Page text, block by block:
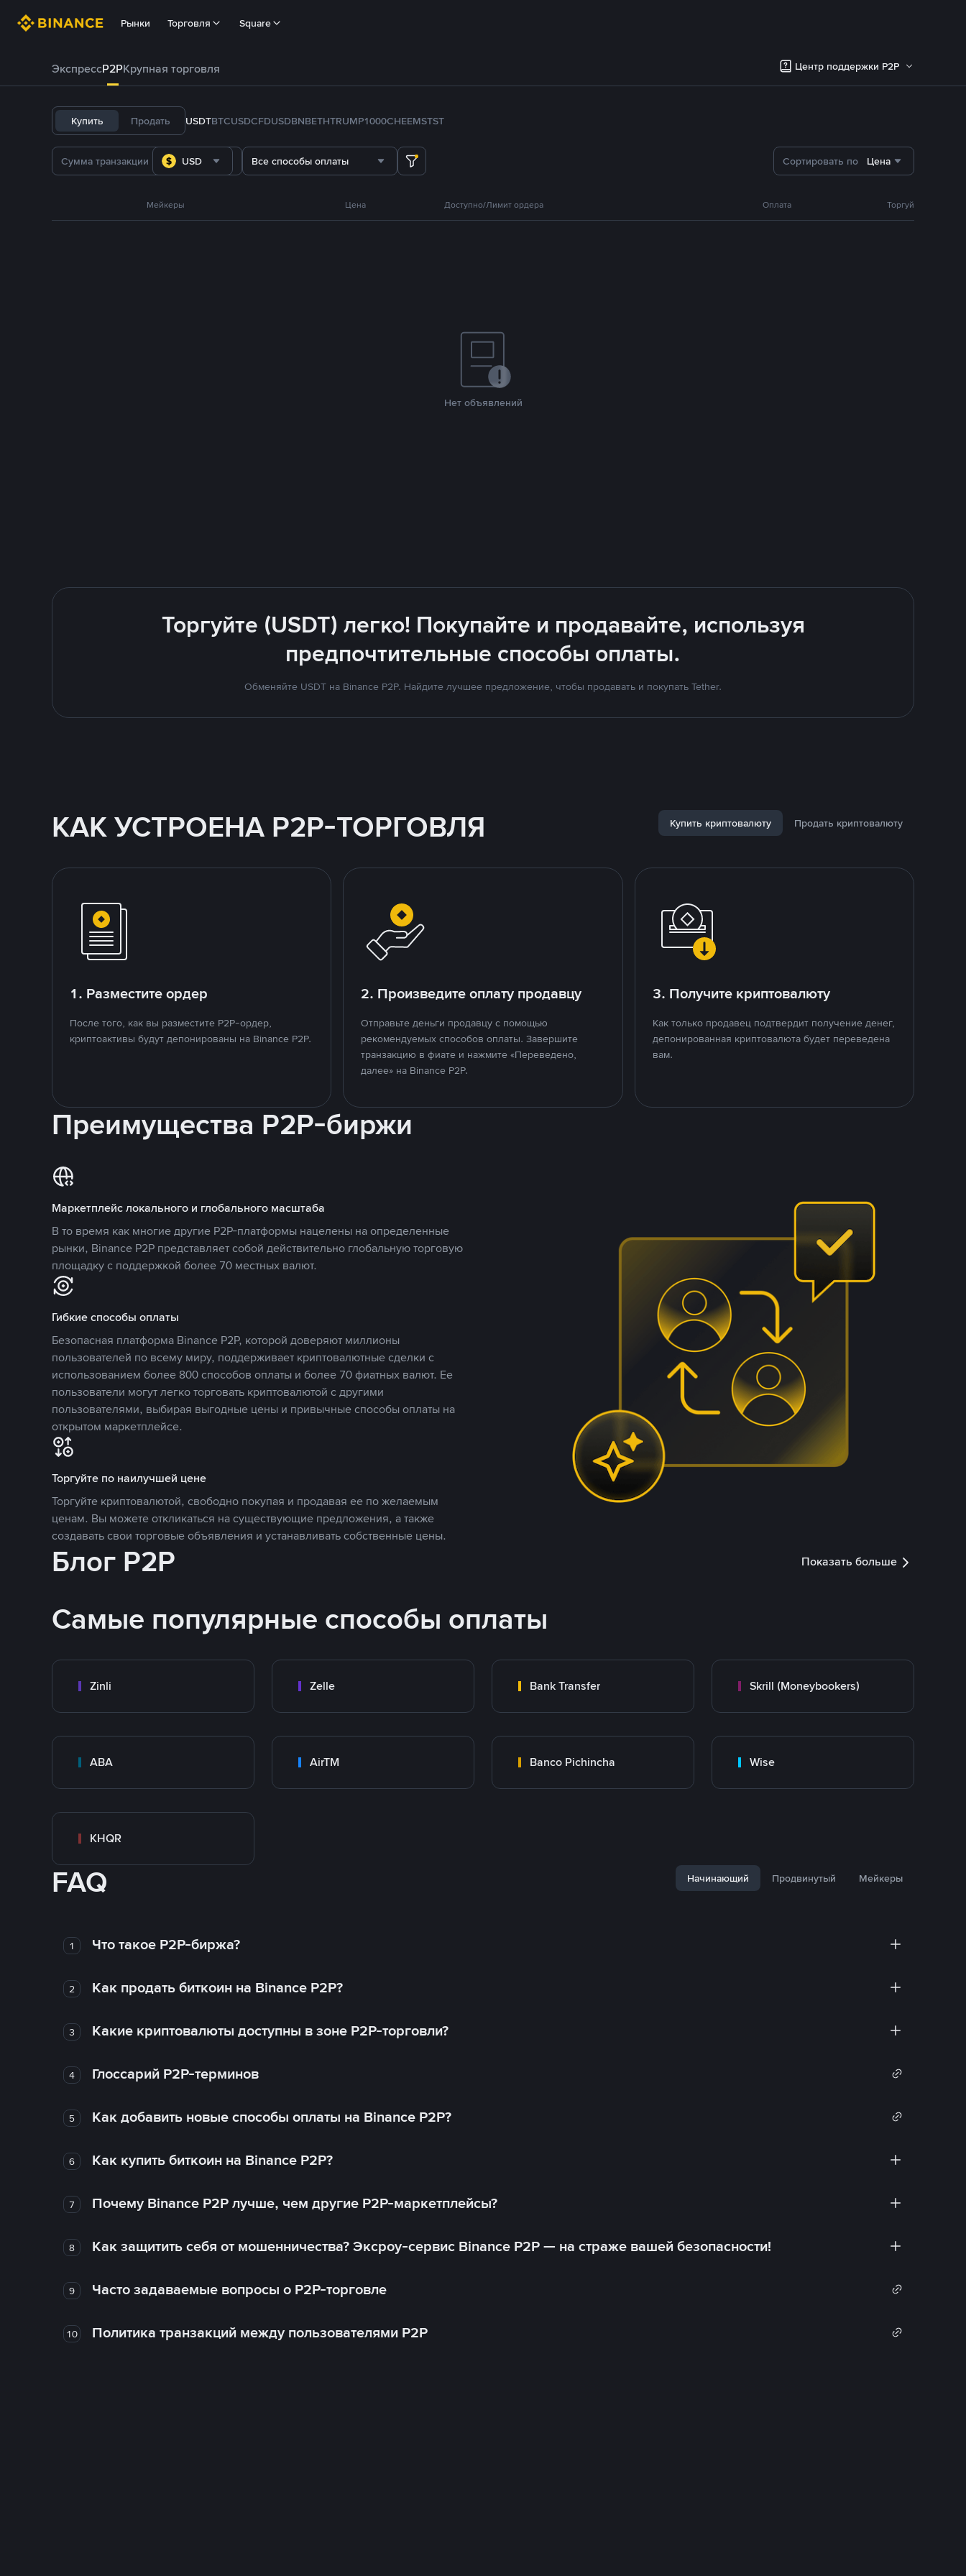
Рынки Торговля Square
ЭкспрессP2PКрупная торговля Центр поддержки P2P
Купить Продать USDTBTCUSDCFDUSDBNBETHTRUMP1000CHEEMSTST
USD Все способы оплаты Сортировать по Цена
Мейкеры Цена Доступно/Лимит ордера Оплата Торгуй
Нет объявлений
Торгуйте (USDT) легко! Покупайте и продавайте, используя
предпочтительные способы оплаты.
Обменяйте USDT на Binance P2P. Найдите лучшее предложение, чтобы продавать и покупать Tether.
КАК УСТРОЕНА P2P-ТОРГОВЛЯ Купить криптовалюту Продать криптовалюту
1. Разместите ордер
После того, как вы разместите P2P-ордер,
криптоактивы будут депонированы на Binance P2P.
2. Произведите оплату продавцу
Отправьте деньги продавцу с помощью
рекомендуемых способов оплаты. Завершите
транзакцию в фиате и нажмите «Переведено,
далее» на Binance P2P.
3. Получите криптовалюту
Как только продавец подтвердит получение денег,
депонированная криптовалюта будет переведена
вам.
Преимущества P2P-биржи
Маркетплейс локального и глобального масштаба
В то время как многие другие P2P-платформы нацелены на определенные
рынки, Binance P2P представляет собой действительно глобальную торговую
площадку с поддержкой более 70 местных валют.
Гибкие способы оплаты
Безопасная платформа Binance P2P, которой доверяют миллионы
пользователей по всему миру, поддерживает криптовалютные сделки с
использованием более 800 способов оплаты и более 70 фиатных валют. Ее
пользователи могут легко торговать криптовалютой с другими
пользователями, выбирая выгодные цены и привычные способы оплаты на
открытом маркетплейсе.
Торгуйте по наилучшей цене
Торгуйте криптовалютой, свободно покупая и продавая ее по желаемым
ценам. Вы можете откликаться на существующие предложения, а также
создавать свои торговые объявления и устанавливать собственные цены.
Блог P2P Показать больше
Самые популярные способы оплаты
Zinli Zelle Bank Transfer Skrill (Moneybookers)
ABA AirTM Banco Pichincha Wise
KHQR
FAQ Начинающий Продвинутый Мейкеры
1 Что такое P2P-биржа?
2 Как продать биткоин на Binance P2P?
3 Какие криптовалюты доступны в зоне P2P-торговли?
4 Глоссарий P2P-терминов
5 Как добавить новые способы оплаты на Binance P2P?
6 Как купить биткоин на Binance P2P?
7 Почему Binance P2P лучше, чем другие P2P-маркетплейсы?
8 Как защитить себя от мошенничества? Эксроу-сервис Binance P2P — на страже вашей безопасности!
9 Часто задаваемые вопросы о P2P-торговле
10 Политика транзакций между пользователями P2P